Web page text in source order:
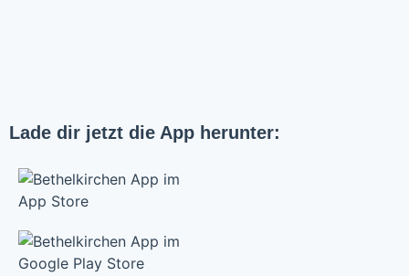
Lade dir jetzt die App herunter: